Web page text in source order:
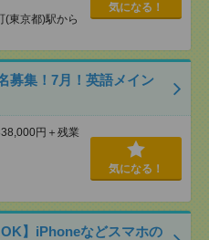
(東京都)駅から
気になる！
募集！7月！英語メイン
円＋残業
気になる！
OK】iPhoneなどスマホの